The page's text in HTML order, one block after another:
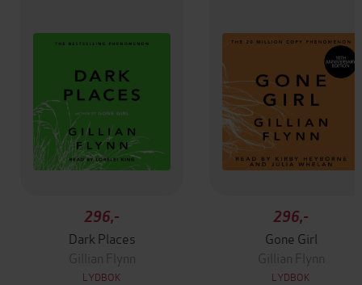
296,-
Dark Places
Gillian Flynn
LYDBOK
296,-
Gone Girl
Gillian Flynn
LYDBOK